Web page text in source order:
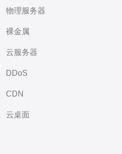
物理服务器
裸金属
云服务器
DDoS
CDN
云桌面